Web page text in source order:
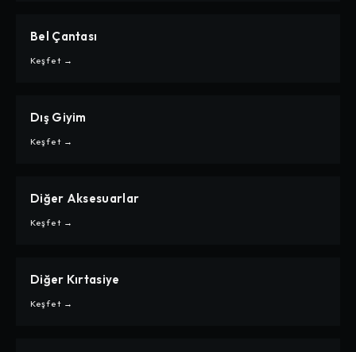
CARPE
BEL ÇANTASI
Bel Çantası
Keşfet →
CARPE
DIŞ GIYIM
Dış Giyim
Keşfet →
CARPE
DIĞER AKSESUARLAR
Diğer Aksesuarlar
Keşfet →
CARPE
DIĞER KIRTASIYE
Diğer Kırtasiye
Keşfet →